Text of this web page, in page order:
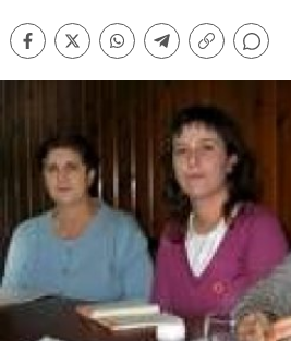
Facebook
TwitterWhatsappTelegram
Copiar
Comentarios